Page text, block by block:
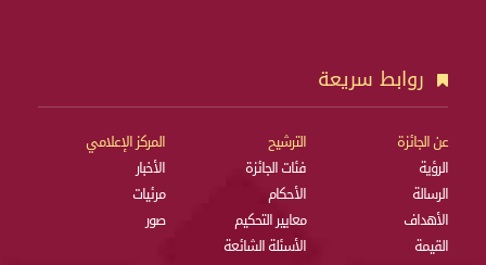
روابط سريعة
عن الجائزة
الرؤية
الرسالة
الأهداف
القيمة
الترشيح
فئات الجائزة
الأحكام
معايير التحكيم
الأسئلة الشائعة
المركز الإعلامي
الأخبار
مرئيات
صور